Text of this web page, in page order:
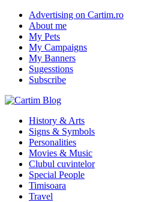
Advertising on Cartim.ro
About me
My Pets
My Campaigns
My Banners
Sugesstions
Subscribe
History & Arts
Signs & Symbols
Personalities
Movies & Music
Clubul cuvintelor
Special People
Timisoara
Travel